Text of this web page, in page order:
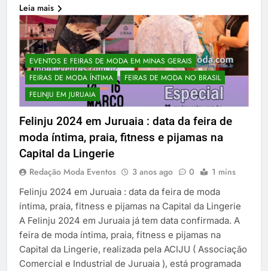
Leia mais
EVENTOS E FEIRAS DE MODA EM MINAS GERAIS
FEIRAS DE MODA ÍNTIMA
FEIRAS DE MODA NO BRASIL
FELINJU EM JURUAIA
Felinju 2024 em Juruaia : data da feira de
moda íntima, praia, fitness e pijamas na
Capital da Lingerie
Redação Moda Eventos 3 anos ago 0 1 mins
Felinju 2024 em Juruaia : data da feira de moda
íntima, praia, fitness e pijamas na Capital da Lingerie
A Felinju 2024 em Juruaia já tem data confirmada. A
feira de moda íntima, praia, fitness e pijamas na
Capital da Lingerie, realizada pela ACIJU ( Associação
Comercial e Industrial de Juruaia ), está programada